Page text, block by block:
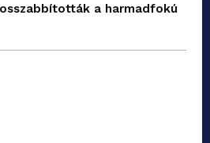
a harmadfokú